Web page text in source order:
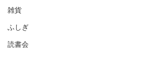
雑貨
ふしぎ
読書会